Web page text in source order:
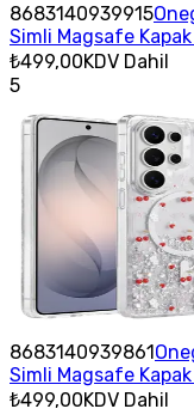
8683140939915
Simli Magsafe
₺499,00KDV Dahil
5
8683140939861
Simli Magsafe
₺499,00KDV Dahil